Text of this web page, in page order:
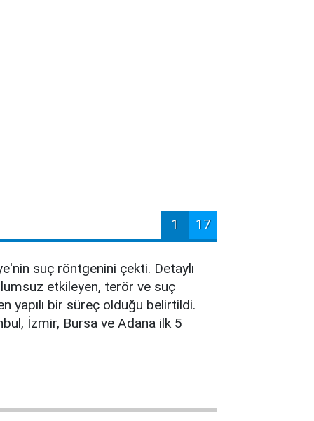
1 17
suç röntgenini çekti. Detaylı
etkileyen, terör ve suç
yapılı bir süreç olduğu belirtildi.
İzmir, Bursa ve Adana ilk 5